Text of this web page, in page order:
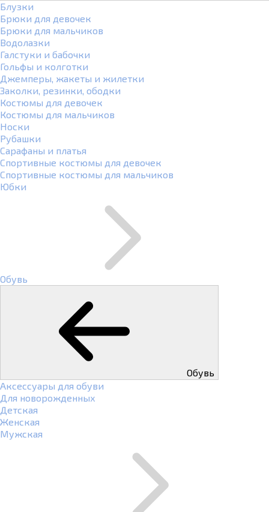
Блузки
Брюки для девочек
Брюки для мальчиков
Водолазки
Галстуки и бабочки
Гольфы и колготки
Джемперы, жакеты и жилетки
Заколки, резинки, ободки
Костюмы для девочек
Костюмы для мальчиков
Носки
Рубашки
Сарафаны и платья
Спортивные костюмы для девочек
Спортивные костюмы для мальчиков
Юбки
Обувь
Обувь
Аксессуары для обуви
Для новорожденных
Детская
Женская
Мужская